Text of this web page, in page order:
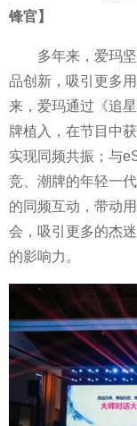
锋官】
多年来，爱玛
品创新，吸引更多
来，爱玛通过《追
牌植入，在节目中
实现同频共振；与
竞、潮牌的年轻一
的同频互动，带动
会，吸引更多的杰
的影响力。